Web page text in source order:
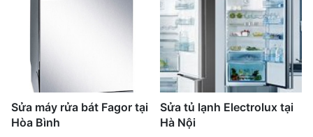
Sửa máy rửa bát Fagor tại
Hòa Bình
Sửa tủ lạnh Electrolux tại
Hà Nội